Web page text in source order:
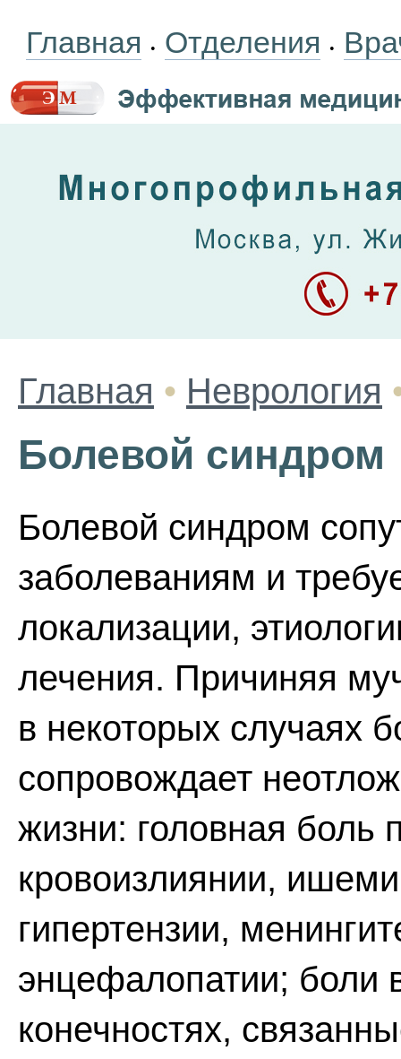
Главная • Отделения •
Главная • Неврология
Болевой синдром
Болевой синдром
заболеваниям и
локализации,
лечения. Причиняя
в некоторых случаях
сопровождает
жизни: головная боль
кровоизлиянии,
гипертензии,
энцефалопатии; боли
конечностях,